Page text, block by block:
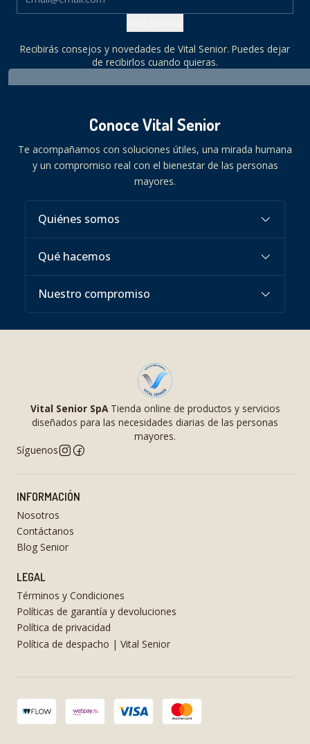
Recibirás consejos y novedades de Vital Senior. Puedes dejar
de recibirlos cuando quieras.
Conoce Vital Senior
Te acompañamos con soluciones útiles, una mirada humana
y un compromiso real con el bienestar de las personas
mayores.
Quiénes somos
Qué hacemos
Nuestro compromiso
Vital Senior SpATienda online de productos y servicios
diseñados para las necesidades diarias de las personas
mayores.
Síguenos
INFORMACIÓN
Nosotros
Contáctanos
Blog Senior
LEGAL
Términos y Condiciones
Políticas de garantía y devoluciones
Política de privacidad
Política de despacho | Vital Senior